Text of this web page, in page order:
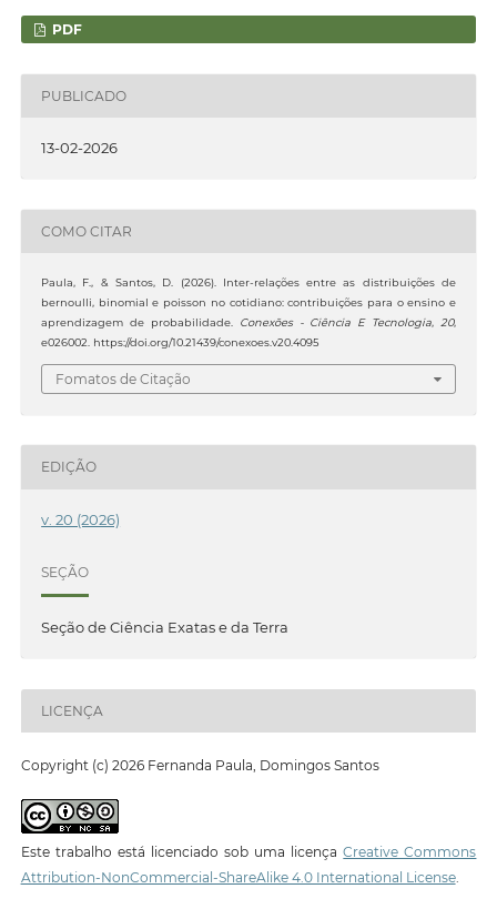
PDF
PUBLICADO
13-02-2026
COMO CITAR
Paula, F., & Santos, D. (2026). Inter-relações entre as distribuições de
bernoulli, binomial e poisson no cotidiano: contribuições para o ensino e
aprendizagem de probabilidade.
Conexões - Ciência E Tecnologia, 20,
e026002. https://doi.org/10.21439/conexoes.v20.4095
Fomatos de Citação
EDIÇÃO
v. 20 (2026)
SEÇÃO
Seção de Ciência Exatas e da Terra
LICENÇA
Copyright (c) 2026 Fernanda Paula, Domingos Santos
Este trabalho está licenciado sob uma licençaCreative Commons
Attribution-NonCommercial-ShareAlike 4.0 International License.